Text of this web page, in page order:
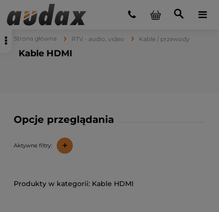
Strona główna RTV - audio, video Kable / przewody
Kable HDMI
Opcje przeglądania
Aktywne filtry: +
Kable HDMI